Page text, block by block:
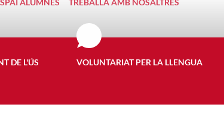
ALUMNES TREBALLA AMB NOSALTRES
DE L'ÚS VOLUNTARIAT PER LA LLENGUA